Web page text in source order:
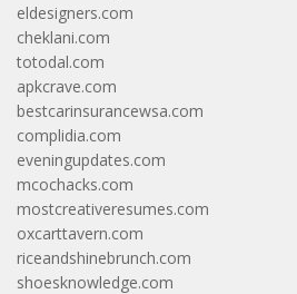
eldesigners.com
cheklani.com
totodal.com
apkcrave.com
bestcarinsurancewsa.com
complidia.com
eveningupdates.com
mcochacks.com
mostcreativeresumes.com
oxcarttavern.com
riceandshinebrunch.com
shoesknowledge.com